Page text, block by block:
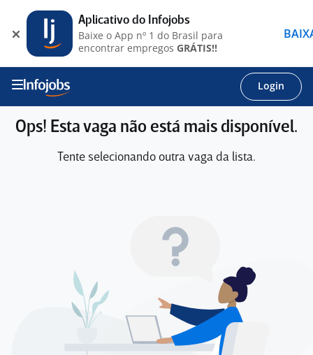
Login
Ops! Esta vaga não está mais disponível.
Tente selecionando outra vaga da lista.
Aplicativo do Infojobs
Baixe o App nº 1 do Brasil para
encontrar empregos GRÁTIS!!